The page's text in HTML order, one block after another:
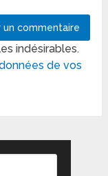
indésirables.
de vos